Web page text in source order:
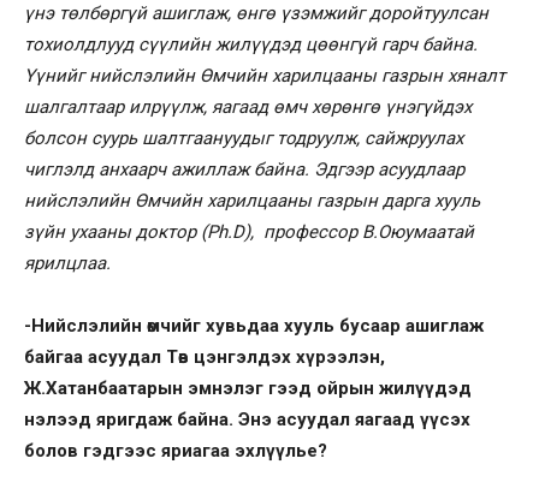
үнэ төлбөргүй ашиглаж, өнгө үзэмжийг доройтуулсан
тохиолдлууд сүүлийн жилүүдэд цөөнгүй гарч байна.
Үүнийг нийслэлийн Өмчийн харилцааны газрын хяналт
шалгалтаар илрүүлж, яагаад өмч хөрөнгө үнэгүйдэх
болсон суурь шалтгаануудыг тодруулж, сайжруулах
чиглэлд анхаарч ажиллаж байна. Эдгээр асуудлаар
нийслэлийн Өмчийн харилцааны газрын дарга хууль
зүйн ухааны доктор (Ph.D), профессор В.Оюумаатай
ярилцлаа.
-Нийслэлийн өмчийг хувьдаа хууль бусаар ашиглаж
байгаа асуудал Төв цэнгэлдэх хүрээлэн,
Ж.Хатанбаатарын эмнэлэг гээд ойрын жилүүдэд
нэлээд яригдаж байна. Энэ асуудал яагаад үүсэх
болов гэдгээс яриагаа эхлүүлье?